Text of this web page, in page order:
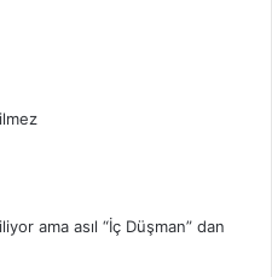
ama asıl “İç Düşman” dan